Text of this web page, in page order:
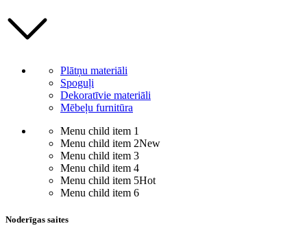
Plātņu materiāli
Spoguļi
Dekoratīvie materiāli
Mēbeļu furnitūra
Menu child item 1
Menu child item 2New
Menu child item 3
Menu child item 4
Menu child item 5Hot
Menu child item 6
Noderīgas saites